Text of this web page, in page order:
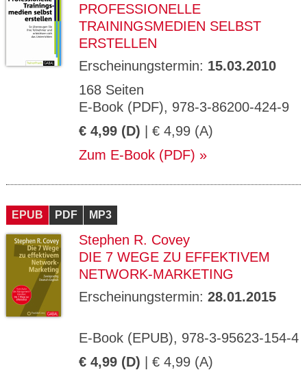
PROFESSIONELLE
TRAININGSMEDIEN SELBST
ERSTELLEN
Erscheinungstermin: 15.03.2010
168 Seiten
E-Book (PDF), 978-3-86200-424-9
€ 4,99 (D) | € 4,99 (A)
Zum E-Book (PDF)
EPUB PDF MP3
Stephen R. Covey
DIE 7 WEGE ZU EFFEKTIVEM
NETWORK-MARKETING
Erscheinungstermin: 28.01.2015
E-Book (EPUB), 978-3-95623-154-4
€ 4,99 (D) | € 4,99 (A)